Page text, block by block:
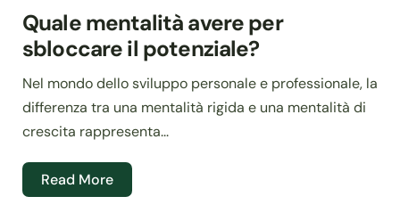
Quale mentalità avere per
sbloccare il potenziale?
Nel mondo dello sviluppo personale e professionale, la
differenza tra una mentalità rigida e una mentalità di
crescita rappresenta...
Read More